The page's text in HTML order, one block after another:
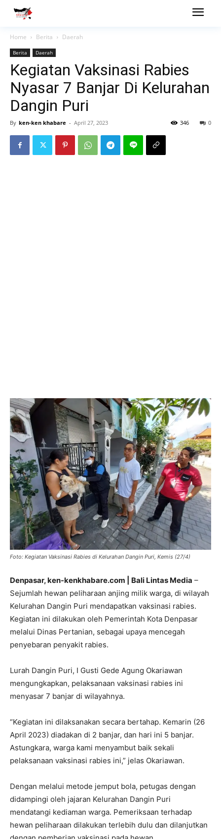
Home Berita Daerah
Berita Daerah
Kegiatan Vaksinasi Rabies
Nyasar 7 Banjar Di Kelurahan
Dangin Puri
By ken-ken khabare - April 27, 2023 0
346
Foto: Kegiatan Vaksinasi Rabies di Kelurahan Dangin Puri, Kemis (27/4)
Denpasar, ken-kenkhabare.com | Bali Lintas Media –
Sejumlah hewan peliharaan anjing milik warga, di wilayah
Kelurahan Dangin Puri mendapatkan vaksinasi rabies.
Kegiatan ini dilakukan oleh Pemerintah Kota Denpasar
melalui Dinas Pertanian, sebagai upaya mencegah
penyebaran penyakit rabies.
Lurah Dangin Puri, I Gusti Gede Agung Okariawan
mengungkapkan, pelaksanaan vaksinasi rabies ini
menyasar 7 banjar di wilayahnya.
“Kegiatan ini dilaksanakan secara bertahap. Kemarin (26
April 2023) diadakan di 2 banjar, dan hari ini 5 banjar.
Astungkara, warga kami menyambut baik sekali
pelaksanaan vaksinasi rabies ini,” jelas Okariawan.
Dengan melalui metode jemput bola, petugas dengan
didampingi oleh jajaran Kelurahan Dangin Puri
mendatangi kediaman warga. Pemeriksaan terhadap
hewan peliharaan dilakukan terlebih dulu dan dilanjutkan